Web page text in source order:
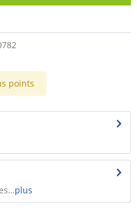
points
plus